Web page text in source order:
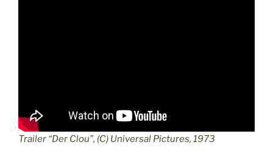
Trailer “Der Clou”, (C) Universal Pictures, 1973